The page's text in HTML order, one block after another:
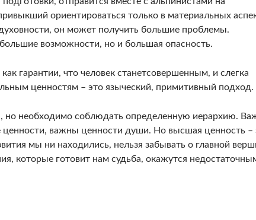
ориентироваться только в материальных
он может получить большие проблемы.
возможности, но и большая опасность.
гарантии, что человек станетсовершенным, и слегка
ценностям – это языческий, примитивный подход.
но необходимо соблюдать определенную иерархию.
важны ценности души. Но высшая ценность –
мы ни находились, нельзя забывать о главной
которые готовит нам судьба, окажутся